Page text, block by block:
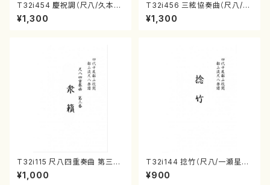
T32i454 慶祝調（尺八/久本玄
智/楽譜）都山流公刊楽譜曲番:2
161
¥1,300
T32i456 三絃協奏曲（尺八/中
能島欣一/楽譜）都山流公刊楽譜
曲番:2164
¥1,300
T32i115 尺八四重奏曲 第三番
衆籟（尺八/初代 山本邦山/尺
八/都山式譜）都山流公刊楽譜曲
¥1,000
T32i144 捻竹（尺八/一瀬星山/
尺八/都山式譜）都山流公刊楽譜
曲番:593
¥900